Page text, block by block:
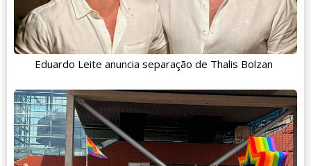
Eduardo Leite anuncia separação de Thalis Bolzan